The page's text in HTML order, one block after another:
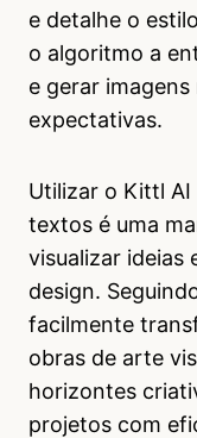
e detalhe o
o algoritmo a
e gerar
expectativas.
Utilizar o Kittl
textos é uma
visualizar ideias
design.
facilmente
obras de arte
horizontes
projetos com